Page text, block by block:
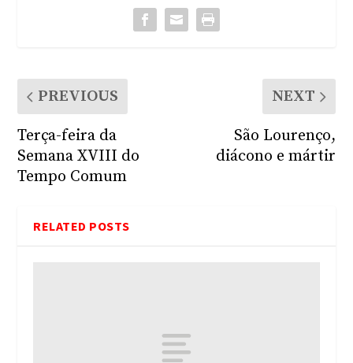
PREVIOUS
Terça-feira da
Semana XVIII do
Tempo Comum
NEXT
São Lourenço,
diácono e mártir
RELATED POSTS